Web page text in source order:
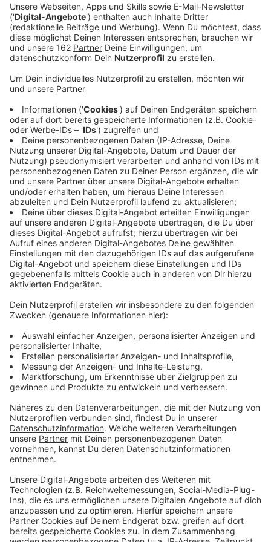
Veröffentlicht:Dienstag, 05.09.2023 13:37
Anzeige
Wesel will herausfinden, wie hoch die Mieten in der
Stadt in den nächsten Tagen tausend zufällig
ausgewählte Vermieter an. Sie sollen an einer
Befragung zum neuen Mietspiegel teilnehmen. Darin
wird etwa nach Größe, Baujahr und Mietkosten für
vermietete Wohnungen gefragt. Auch die Ausstattung
wird abgefragt. Für die Auswertung der Daten arbeitet
Wesel mit einem Forschungsinstitut aus Hamburg
zusammen.
Anzeige
Mietspiegel gibt es in Wesel seit Mitte der
90er Jahre
Anzeige
Bereits seit Mitte der 90er-Jahren erstellt die Stadt
Wesel regelmäßig Mietspiegel für das Stadtgebiet.
Seit Juli 2022 ist Wesel als Stadt mit mehr als
50tausend Einwohnern auch dazu verpflichtet einen
Mietspiegel zu erstellen. Durch die Befragung möchte
Wesel einen besseren Überblick über die Mieten von
Wohnungen in der Stadt haben. Weitere Informationen
und eine Auflistung der häufigsten Fragen zur
Mietspiegelerstellung gibt es auf derHomepage der
Stadt Wesel.
Anzeige